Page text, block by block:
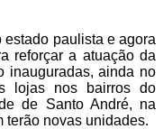
paulista e agora
reforçar a atuação da
inauguradas, ainda no
lojas nos bairros do
de Santo André, na
terão novas unidades.